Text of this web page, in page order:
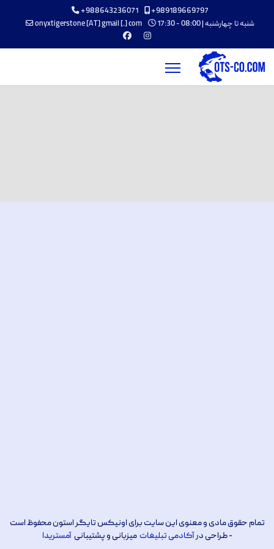
+988643236071
+989189669797
onyxtigerstone [AT] gmail [.] com
شنبه تا چهارشنبه | 08:00 - 17:30
تمام حقوق مادی و معنوی این سایت برای اونیکس تایگر استون محفوظ است
- طراحی درآکادمی تبلیغات میزبانی و پشتیبانیآمستریدا